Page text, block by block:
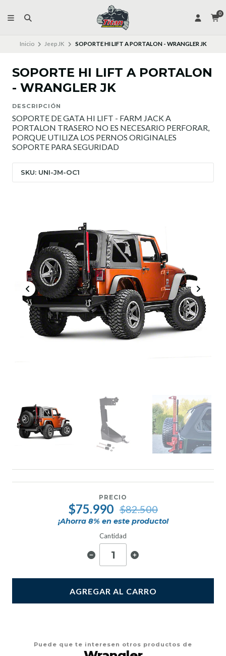
0
Inicio Jeep JK SOPORTE HI LIFT A PORTALON - WRANGLER JK
SOPORTE HI LIFT A PORTALON
- WRANGLER JK
DESCRIPCIÓN
SOPORTE DE GATA HI LIFT - FARM JACK A
PORTALON TRASERO NO ES NECESARIO PERFORAR,
PORQUE UTILIZA LOS PERNOS ORIGINALES
SOPORTE PARA SEGURIDAD
SKU: UNI-JM-OC1
PRECIO
$75.990 $82.500
¡Ahorra 8% en este producto!
Cantidad
AGREGAR AL CARRO
Puede que te interesen otros productos de